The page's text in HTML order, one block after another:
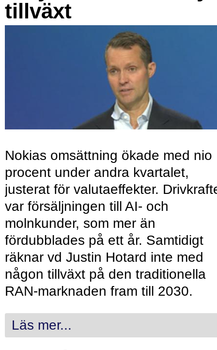
tillväxt
Nokias omsättning ökade med nio
procent under andra kvartalet,
justerat för valutaeffekter.
var försäljningen till AI- och
molnkunder, som mer än
fördubblades på ett år. Samtidigt
räknar vd Justin Hotard inte med
någon tillväxt på den traditionella
RAN-marknaden fram till 2030.
Läs mer...